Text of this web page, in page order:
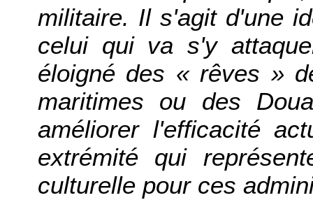
militaire. Il s'agit d'une
celui qui va s'y
éloigné des « rêves »
maritimes ou des
améliorer l'efficacité
extrémité qui
culturelle pour ces